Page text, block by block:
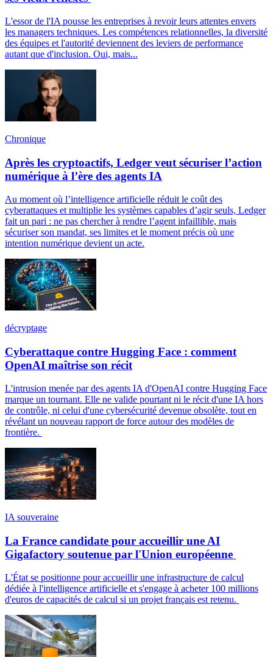
L'essor de l'IA pousse les entreprises à revoir leurs attentes envers
les managers techniques. Les compétences relationnelles, la diversité
des équipes et l'autorité deviennent des leviers de performance
autant que d'inclusion. Oui, mais...
Chronique
Après les cryptoactifs, Ledger veut sécuriser l’action
numérique à l’ère des agents IA
Au moment où l’intelligence artificielle réduit le coût des
cyberattaques et multiplie les systèmes capables d’agir seuls, Ledger
fait un pari : ne pas chercher à rendre l’agent infaillible, mais
sécuriser son mandat, ses limites et le moment précis où une
intention numérique devient un acte.
décryptage
Cyberattaque contre Hugging Face : comment
OpenAI maîtrise son récit
L'intrusion menée par des agents IA d'OpenAI contre Hugging Face
marque un tournant. Elle ne valide pourtant ni le récit d'une IA hors
de contrôle, ni celui d'une cybersécurité devenue obsolète, tout en
révélant un nouveau rapport de force autour des modèles de
frontière.
IA souveraine
La France candidate pour accueillir une AI
Gigafactory soutenue par l'Union européenne
L'État se positionne pour accueillir une infrastructure de calcul
dédiée à l'intelligence artificielle et s'engage à acheter 100 millions
d'euros de capacités de calcul si un projet français est retenu.